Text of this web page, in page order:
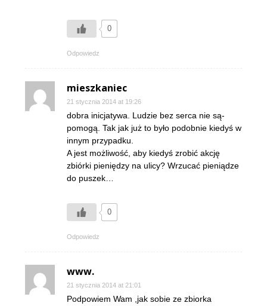
0
Odpowiedz
mieszkaniec
21 stycznia 2014 at 19:26
dobra inicjatywa. Ludzie bez serca nie są-
pomogą. Tak jak już to było podobnie kiedyś w
innym przypadku.
A jest możliwość, aby kiedyś zrobić akcję
zbiórki pieniędzy na ulicy? Wrzucać pieniądze
do puszek…
0
Odpowiedz
www.
21 stycznia 2014 at 21:01
Podpowiem Wam ,jak sobie ze zbiorka